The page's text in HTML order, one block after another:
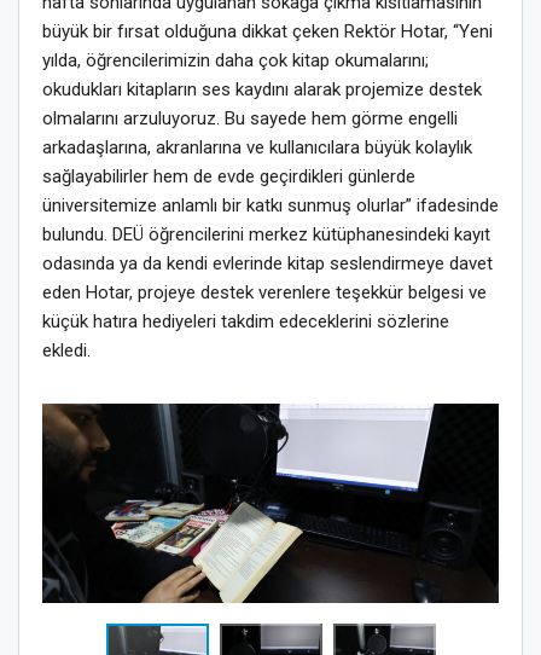
büyük bir fırsat olduğuna dikkat çeken Rektör Hotar, “Yeni
yılda, öğrencilerimizin daha çok kitap okumalarını;
okudukları kitapların ses kaydını alarak projemize destek
olmalarını arzuluyoruz. Bu sayede hem görme engelli
arkadaşlarına, akranlarına ve kullanıcılara büyük kolaylık
sağlayabilirler hem de evde geçirdikleri günlerde
üniversitemize anlamlı bir katkı sunmuş olurlar” ifadesinde
bulundu. DEÜ öğrencilerini merkez kütüphanesindeki kayıt
odasında ya da kendi evlerinde kitap seslendirmeye davet
eden Hotar, projeye destek verenlere teşekkür belgesi ve
küçük hatıra hediyeleri takdim edeceklerini sözlerine
ekledi.